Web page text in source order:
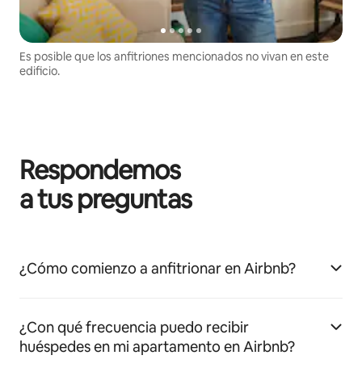
Es posible que los anfitriones mencionados no vivan en este
edificio.
Respondemos
a tus preguntas
¿Cómo comienzo a anfitrionar en Airbnb?
¿Con qué frecuencia puedo recibir
huéspedes en mi apartamento en Airbnb?